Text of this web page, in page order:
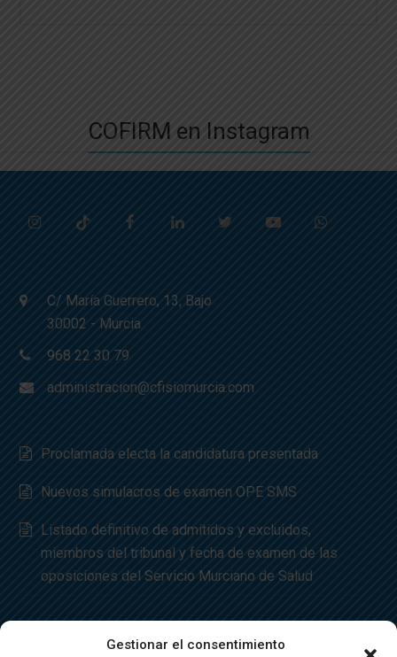
Gestionar el consentimiento
COFIRM en Instagram
InstagramTiktok FacebookLinkedInTwitterYoutubeWhatsapp
C/ María Guerrero, 13, Bajo
30002 - Murcia
968 22 30 79
administracion@cfisiomurcia.com
Proclamada electa la candidatura presentada
Nuevos simulacros de examen OPE SMS
Listado definitivo de admitidos y excluidos,
miembros del tribunal y fecha de examen de las
oposiciones del Servicio Murciano de Salud